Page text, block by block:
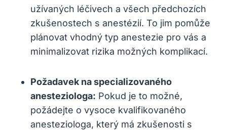
užívaných léčivech a všech předchozích
zkušenostech s anestézií. To jim pomůže
plánovat vhodný typ anestezie pro vás a
minimalizovat rizika možných komplikací.
Požadavek na specializovaného
anesteziologa: Pokud je to možné,
požádejte o vysoce kvalifikovaného
anesteziologa, který má zkušenosti s